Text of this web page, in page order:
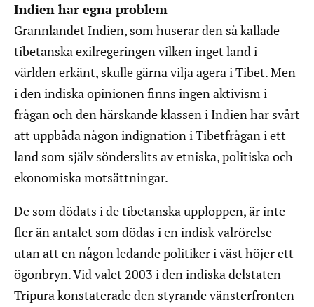
Indien har egna problem
Grannlandet Indien, som huserar den så kallade
tibetanska exilregeringen vilken inget land i
världen erkänt, skulle gärna vilja agera i Tibet. Men
i den indiska opinionen finns ingen aktivism i
frågan och den härskande klassen i Indien har svårt
att uppbåda någon indignation i Tibetfrågan i ett
land som själv sönderslits av etniska, politiska och
ekonomiska motsättningar.
De som dödats i de tibetanska upploppen, är inte
fler än antalet som dödas i en indisk valrörelse
utan att en någon ledande politiker i väst höjer ett
ögonbryn. Vid valet 2003 i den indiska delstaten
Tripura konstaterade den styrande vänsterfronten